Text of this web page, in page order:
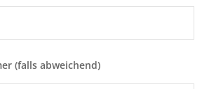
(falls abweichend)